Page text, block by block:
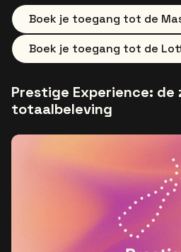
Boek je toegang tot de
Boek je toegang tot de
Prestige Experience: de
totaalbeleving